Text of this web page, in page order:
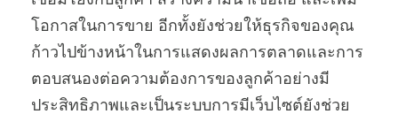
โอกาสในการขาย อีกทั้งยังช่วยให้ธุรกิจของคุณ
ก้าวไปข้างหน้าในการแสดงผลการตลาดและการ
ตอบสนองต่อความต้องการของลูกค้าอย่างมี
ประสิทธิภาพและเป็นระบบการมีเว็บไซต์ยังช่วย